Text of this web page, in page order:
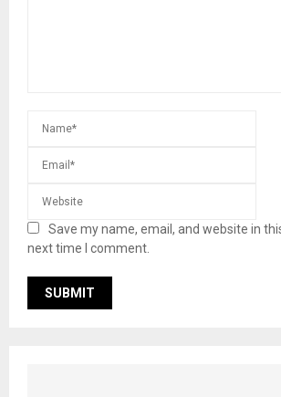
Save my name, email, and website in
next time I comment.